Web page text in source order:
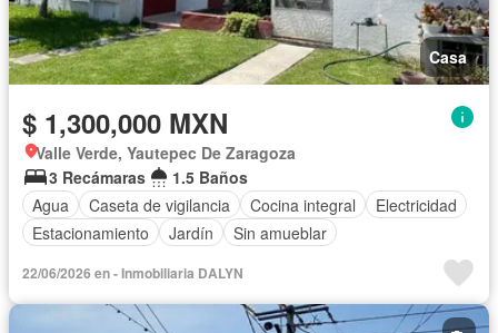
Casa
$ 1,300,000 MXN
Valle Verde, Yautepec De Zaragoza
3 Recámaras
1.5 Baños
Agua
Caseta de vigilancia Cocina integral
Electricidad
Estacionamiento
Jardín Sin amueblar
22/06/2026 en - Inmobiliaria DALYN